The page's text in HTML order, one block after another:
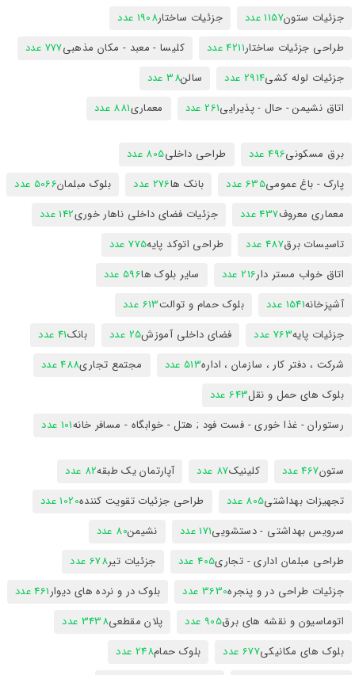
جزئیات ستون1157 عدد جزئیات ساختار1908 عدد
طراحی جزئیات ساختار4211 عدد کلیسا - معبد - مکان مذهبی777 عدد
جزئیات لوله کشی2914 عدد سالن38 عدد
اتاق نشیمن - حال - پذیرایی261 عدد معماری881 عدد
برق مسکونی496 عدد طراحی داخلی805 عدد
پارک - باغ عمومی635 عدد بانک ها276 عدد بلوک مبلمان5066 عدد
معماری معروف437 عدد جزئیات فضای داخلی ناهار خوری142 عدد
تاسیسات برق487 عدد طراحی اتوکد پایه775 عدد
اتاق خواب مستر دار216 عدد سایر بلوک ها596 عدد
آشپزخانه1541 عدد بلوک حمام و توالت613 عدد
جزئیات پایه763 عدد فضای داخلی آموزش25 عدد بانک41 عدد
شرکت ، دفتر کار ، سازمان ، اداره513 عدد مجتمع تجاری488 عدد
بلوک های حمل و نقل643 عدد
رستوران - غذا خوری - فست فود ; هتل - خوابگاه - مسافر خانه101 عدد
ستون467 عدد کلینیک87 عدد آپارتمان یک طبقه82 عدد
تجهیزات بهداشتی805 عدد طراحی جزئیات تقویت کننده1020 عدد
سرویس بهداشتی - دستشویی171 عدد نشیمن80 عدد
طراحی مبلمان اداری - تجاری405 عدد جزئیات تیر678 عدد
جزئیات طراحی در و پنجره3630 عدد بلوک در و نرده های دیوار461 عدد
اتوماسیون و نقشه های برق905 عدد پلان مقطعی3438 عدد
بلوک های مکانیکی677 عدد بلوک حمام248 عدد